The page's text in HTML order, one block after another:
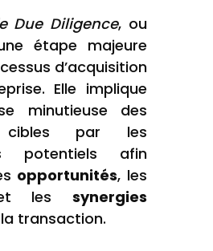
Due Diligence, ou
étape majeure
d’acquisition
Elle implique
minutieuse des
cibles par les
potentiels afin
opportunités, les
les synergies
transaction.